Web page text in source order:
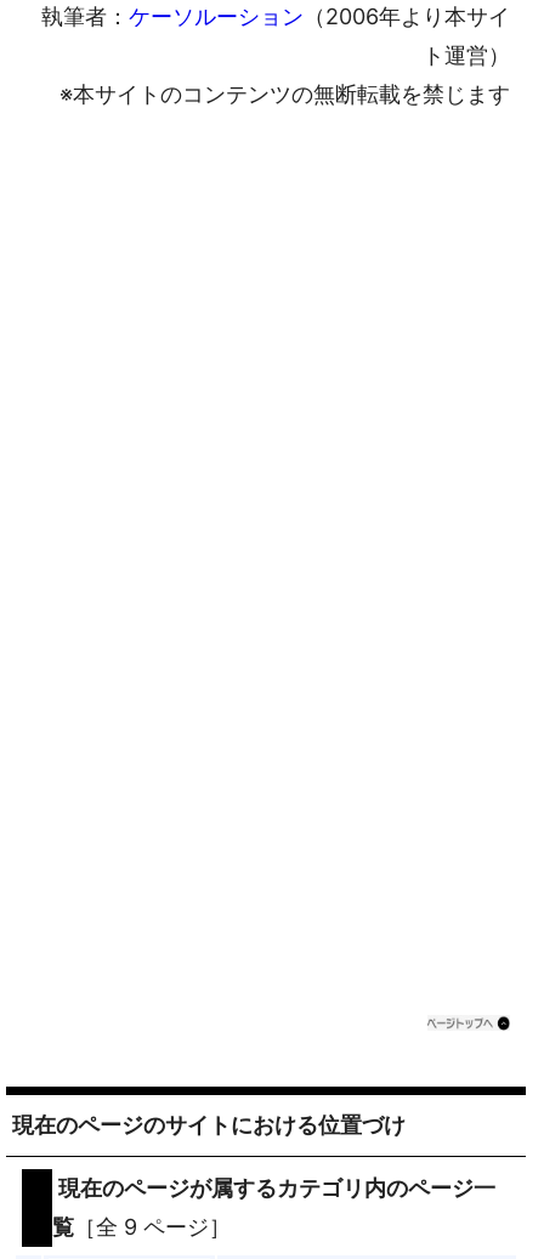
執筆者： ケーソルーション （2006年より本サイ
ト運営）
※本サイトのコンテンツの無断転載を禁じます
現在のページのサイトにおける位置づけ
現在のページが属するカテゴリ内のページ一
覧 ［全 9 ページ］